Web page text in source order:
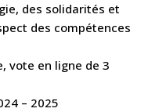
des solidarités et
des compétences
vote en ligne de 3
– 2025